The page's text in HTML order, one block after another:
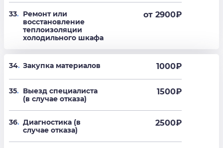
33. Ремонт или
восстановление
теплоизоляции
холодильного шкафа
от 2900₽
34. Закупка материалов 1000₽
35. Выезд специалиста
(в случае отказа)
1500₽
36. Диагностика (в
случае отказа)
2500₽